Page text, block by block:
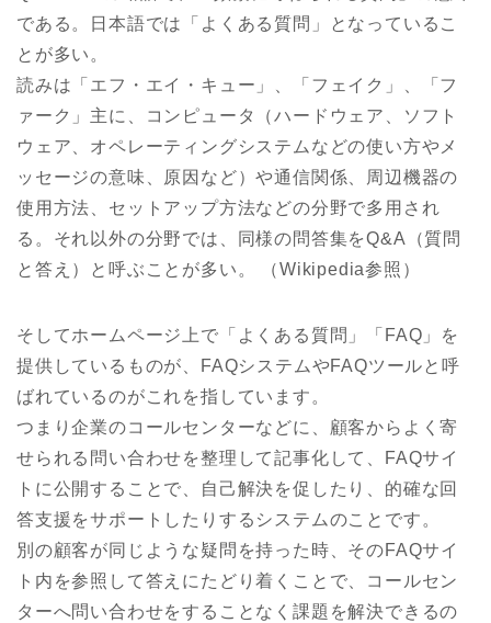
である。日本語では「よくある質問」となっているこ
とが多い。
読みは「エフ・エイ・キュー」、「フェイク」、「フ
ァーク」主に、コンピュータ（ハードウェア、ソフト
ウェア、オペレーティングシステムなどの使い方やメ
ッセージの意味、原因など）や通信関係、周辺機器の
使用方法、セットアップ方法などの分野で多用され
る。それ以外の分野では、同様の問答集をQ&A（質問
と答え）と呼ぶことが多い。 （Wikipedia参照）
そしてホームページ上で「よくある質問」「FAQ」を
提供しているものが、FAQシステムやFAQツールと呼
ばれているのがこれを指しています。
つまり企業のコールセンターなどに、顧客からよく寄
せられる問い合わせを整理して記事化して、FAQサイ
トに公開することで、自己解決を促したり、的確な回
答支援をサポートしたりするシステムのことです。
別の顧客が同じような疑問を持った時、そのFAQサイ
ト内を参照して答えにたどり着くことで、コールセン
ターへ問い合わせをすることなく課題を解決できるの